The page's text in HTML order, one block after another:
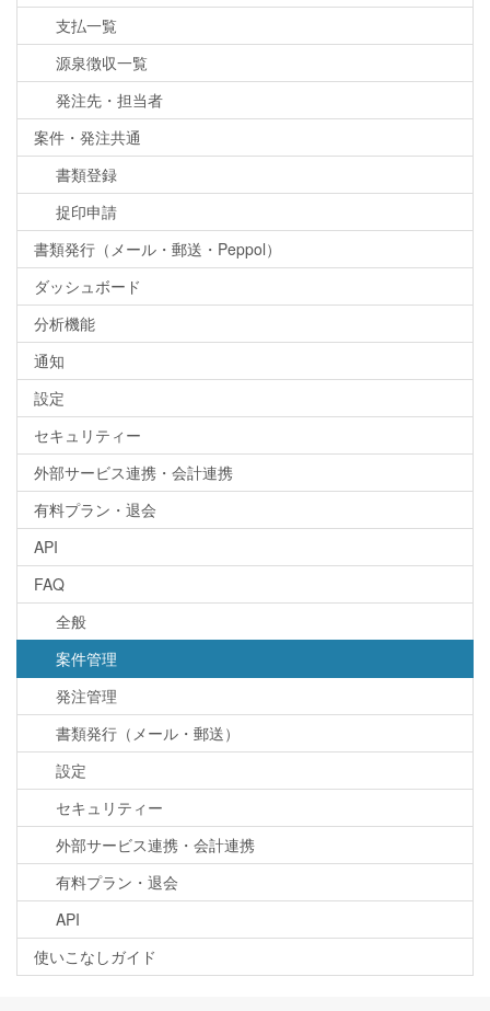
支払一覧
源泉徴収一覧
発注先・担当者
案件・発注共通
書類登録
捉印申請
書類発行（メール・郵送・Peppol）
ダッシュボード
分析機能
通知
設定
セキュリティー
外部サービス連携・会計連携
有料プラン・退会
API
FAQ
全般
案件管理
発注管理
書類発行（メール・郵送）
設定
セキュリティー
外部サービス連携・会計連携
有料プラン・退会
API
使いこなしガイド